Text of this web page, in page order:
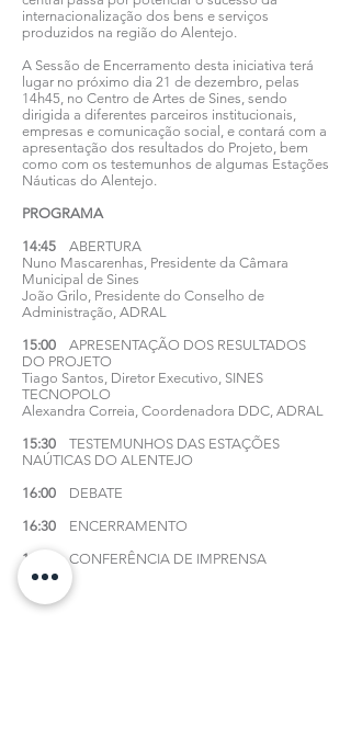
internacionalização dos bens e serviços
produzidos na região do Alentejo.
A Sessão de Encerramento desta iniciativa terá
lugar no próximo dia 21 de dezembro, pelas
14h45, no Centro de Artes de Sines, sendo
dirigida a diferentes parceiros institucionais,
empresas e comunicação social, e contará com a
apresentação dos resultados do Projeto, bem
como com os testemunhos de algumas Estações
Náuticas do Alentejo.
PROGRAMA
14:45 ABERTURA
Nuno Mascarenhas, Presidente da Câmara
Municipal de Sines
João Grilo, Presidente do Conselho de
Administração, ADRAL
15:00 APRESENTAÇÃO DOS RESULTADOS
DO PROJETO
Tiago Santos, Diretor Executivo, SINES
TECNOPOLO
Alexandra Correia, Coordenadora DDC, ADRAL
15:30 TESTEMUNHOS DAS ESTAÇÕES
NAÚTICAS DO ALENTEJO
16:00 DEBATE
16:30 ENCERRAMENTO
16:45
CONFERÊNCIA DE IMPRENSA